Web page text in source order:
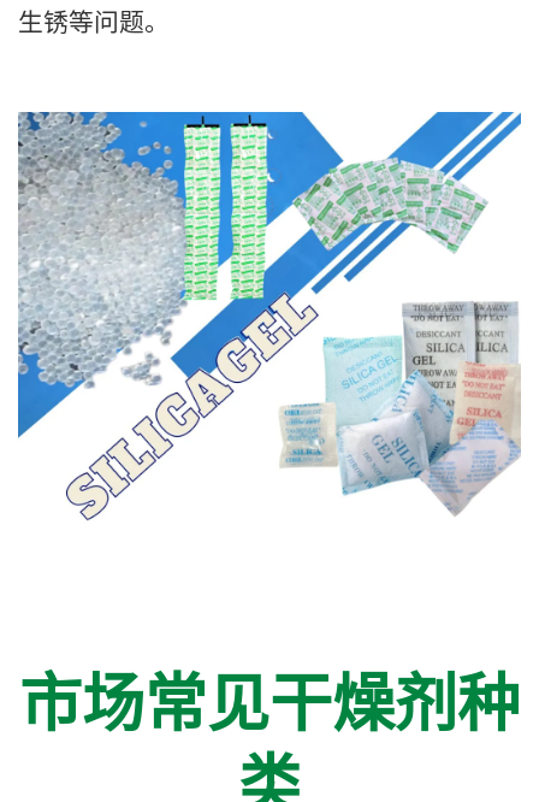
生锈等问题。
市场常见干燥剂种
类